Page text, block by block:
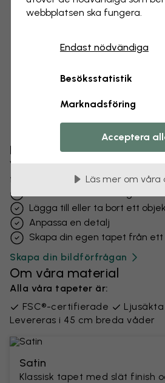
Förändra din tapet
Vårt designteam kan justera
för att göra det unikt för dig.
Lägga till eller ta bort ett
Anpassa en detalj
Skapa din egen tapet från
Skapa din bildförfrågan
Om våra material
Alla våra tapeter är:
FSC®-certifierade
Ljusäkta
Levereras i 45 cm breda våder
Satin
Klassisk tapet med slät finish
webbplatsen ska fungera.
Endast nödvändiga
Besöksstatistik
Marknadsföring
Acceptera
Läs mer om våra